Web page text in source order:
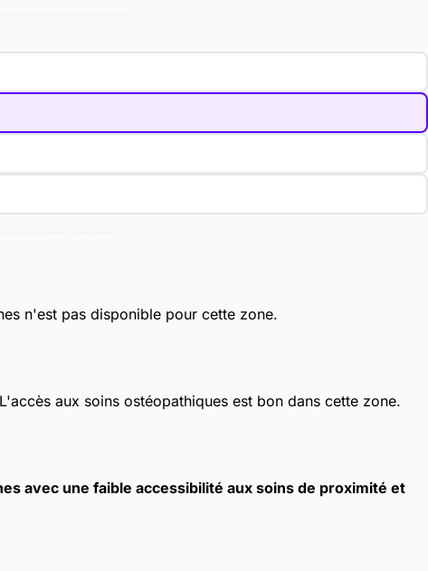
n'est pas disponible pour cette zone.
aux soins ostéopathiques est bon dans cette zone.
avec une faible accessibilité aux soins de proximité et